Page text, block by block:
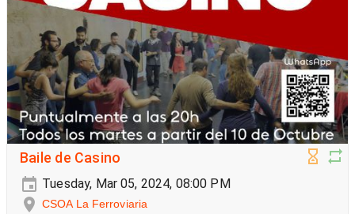
Baile de Casino
Tuesday, Mar 05, 2024, 08:00 PM
CSOA La Ferroviaria